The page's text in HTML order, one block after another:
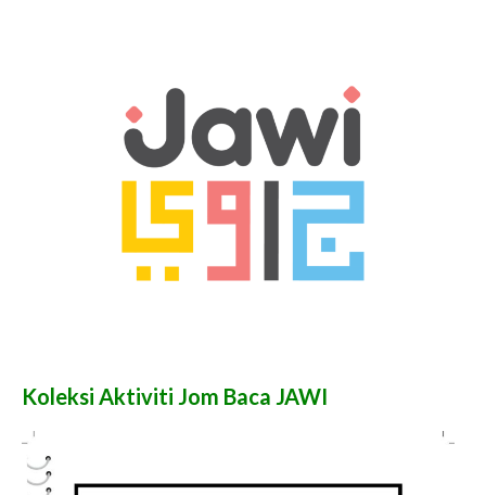
Koleksi Aktiviti Jom Baca JAWI